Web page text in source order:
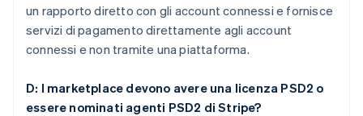
un rapporto diretto con gli account connessi e fornisce
servizi di pagamento direttamente agli account
connessi e non tramite una piattaforma.
D: I marketplace devono avere una licenza PSD2 o
essere nominati agenti PSD2 di Stripe?